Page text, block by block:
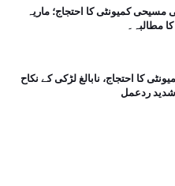
مسیحی کمیونٹی کا احتجاج؛ ماریہ
مطالبہ۔
کا احتجاج، نابالغ لڑکی کے نکاح
شدید ردعمل